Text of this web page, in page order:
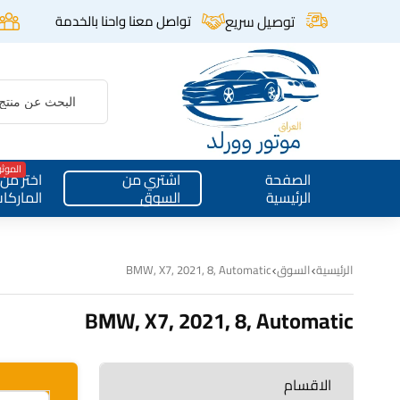
توصيل سريع تواصل معنا واحنا بالخدمة
الصفحة
الرئيسية
اشتري من
السوق
اختر من
الرئيسية السوق BMW, X7, 2021, 8, Automatic
BMW, X7, 2021, 8, Automatic
الاقسام